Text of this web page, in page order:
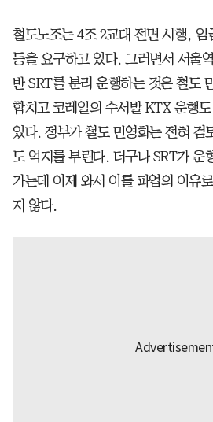
철도노조는 4조 2교대 전면 시행, 임
등을 요구하고 있다. 그러면서 서울
반 SRT를 분리 운행하는 것은 철도
합치고 코레일의 수서발 KTX 운행
있다. 정부가 철도 민영화는 전혀 검
도 억지를 부린다. 더구나 SRT가 운
가는데 이제 와서 이를 파업의 이유
지 않다.